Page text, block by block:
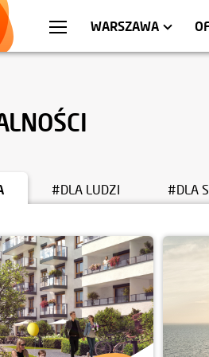
WARSZAWA
WROCŁAW
MIESZKANIA
#DLA LUDZI #DLA